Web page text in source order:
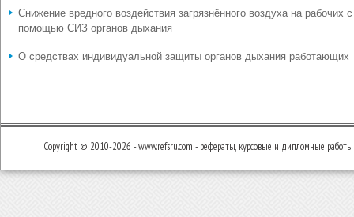
Снижение вредного воздействия загрязнённого воздуха на рабочих с
помощью СИЗ органов дыхания
О средствах индивидуальной защиты органов дыхания работающих
Copyright © 2010-2026 - www.refsru.com - рефераты, курсовые и дипломные работы